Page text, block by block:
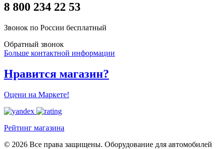
8 800 234 22 53
Звонок по России бесплатный
Обратный звонок
Больше контактной информации
Нравится магазин?
Оцени на Маркете!
Рейтинг магазина
© 2026 Все права защищены. Оборудование для автомобилей